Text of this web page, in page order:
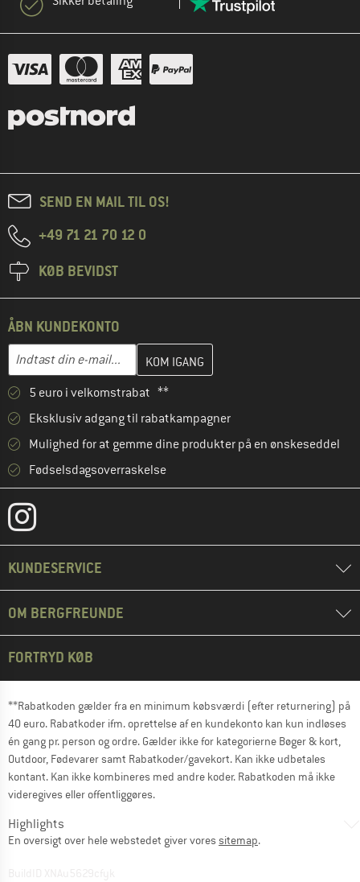
SEND EN MAIL TIL OS!
+49 71 21 70 12 0
KØB BEVIDST
ÅBN KUNDEKONTO
Indtast din e-mail...
Indtast din e-mailadresse her, og opret i næste trin din
5 euro i velkomstrabat **
Eksklusiv adgang til rabatkampagner
Mulighed for at gemme dine produkter på en ønskeseddel
Fødselsdagsoverraskelse
KUNDESERVICE
OM BERGFREUNDE
FORTRYD KØB
**Rabatkoden gælder fra en minimum købsværdi (efter returnering) på
40 euro. Rabatkoder ifm. oprettelse af en kundekonto kan kun indløses
én gang pr. person og ordre. Gælder ikke for kategorierne Bøger & kort,
Outdoor, Fødevarer samt Rabatkoder/gavekort. Kan ikke udbetales
kontant. Kan ikke kombineres med andre koder. Rabatkoden må ikke
videregives eller offentliggøres.
Highlights
En oversigt over hele webstedet giver voressitemap.